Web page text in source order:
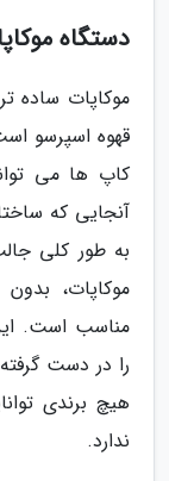
دستگاه
موکاپات ساده
قهوه اسپرسو
آنجایی که
به طور کلی
موکاپات،
مناسب است.
را در دست
هیچ برندی
ندارد.